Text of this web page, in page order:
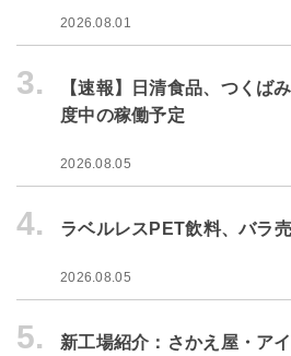
2026.08.01
3.
【速報】日清食品、つく
度中の稼働予定
2026.08.05
4. ラベルレスPET飲料、バラ
2026.08.05
5.
新工場紹介：さかえ屋・ア